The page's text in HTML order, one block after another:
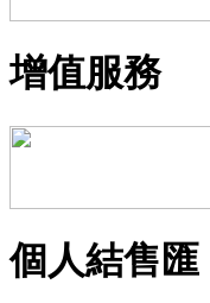
增值服務
個人結售匯